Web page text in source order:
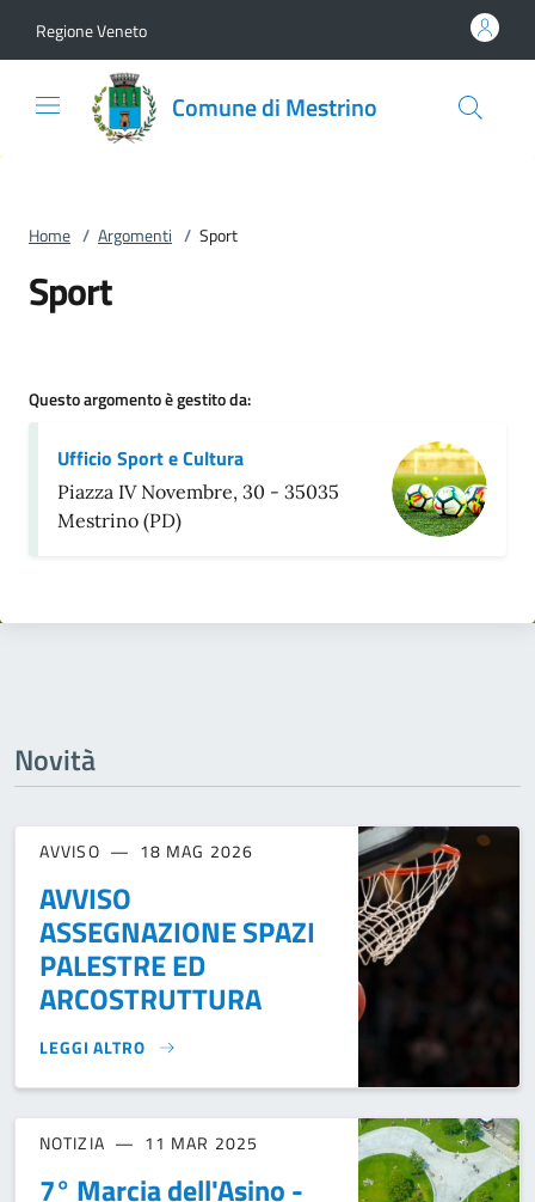
Regione Veneto
Comune di Mestrino
Home / Argomenti / Sport
Sport
Questo argomento è gestito da:
Ufficio Sport e Cultura
Piazza IV Novembre, 30 - 35035
Mestrino (PD)
Novità
AVVISO 18 MAG 2026
AVVISO
ASSEGNAZIONE SPAZI
PALESTRE ED
ARCOSTRUTTURA
LEGGI ALTRO
AVVISO ASSEGNAZIONE SPAZI PALESTRE ED
NOTIZIA 11 MAR 2025
7° Marcia dell'Asino -